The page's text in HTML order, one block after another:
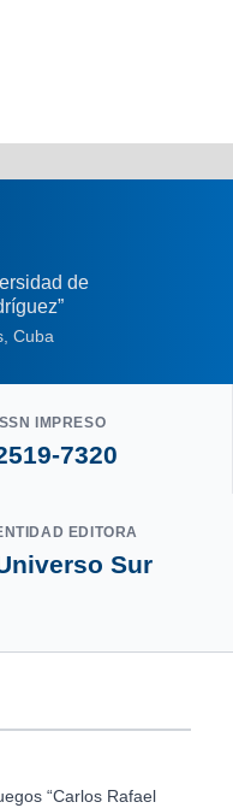
de
Cuba
IMPRESO
7320
EDITORA
Sur
“Carlos Rafael